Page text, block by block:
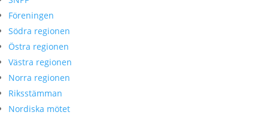
Föreningen
Södra regionen
Östra regionen
Västra regionen
Norra regionen
Riksstämman
Nordiska mötet